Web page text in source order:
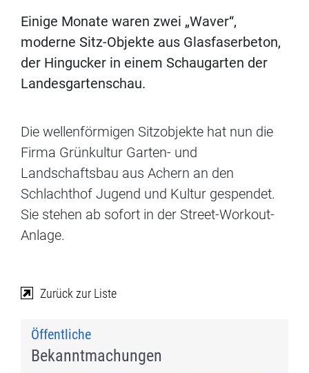
Einige Monate waren zwei „Waver“,
moderne Sitz-Objekte aus Glasfaserbeton,
der Hingucker in einem Schaugarten der
Landesgartenschau.
Die wellenförmigen Sitzobjekte hat nun die
Firma Grünkultur Garten- und
Landschaftsbau aus Achern an den
Schlachthof Jugend und Kultur gespendet.
Sie stehen ab sofort in der Street-Workout-
Anlage.
Zurück zur Liste
Öffentliche
Bekanntmachungen